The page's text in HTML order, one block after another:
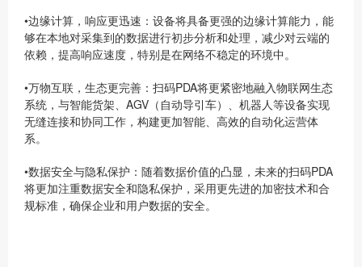
•边缘计算，响应更迅速 ：设备将具备更强的边缘计算能力，能
够在本地对采集到的数据进行初步分析和处理，减少对云端的
依赖，提高响应速度，特别是在网络不稳定的环境中。
•万物互联，生态更完善 ：扫码PDA将更紧密地融入物联网生态
系统，与智能货架、AGV（自动导引车）、机器人等设备实现
无缝连接和协同工作，构建更加智能、高效的自动化运营体
系。
•数据安全与隐私保护 ：随着数据价值的凸显，未来的扫码PDA
将更加注重数据安全和隐私保护，采用更先进的加密技术和合
规标准，确保企业和用户数据的安全。